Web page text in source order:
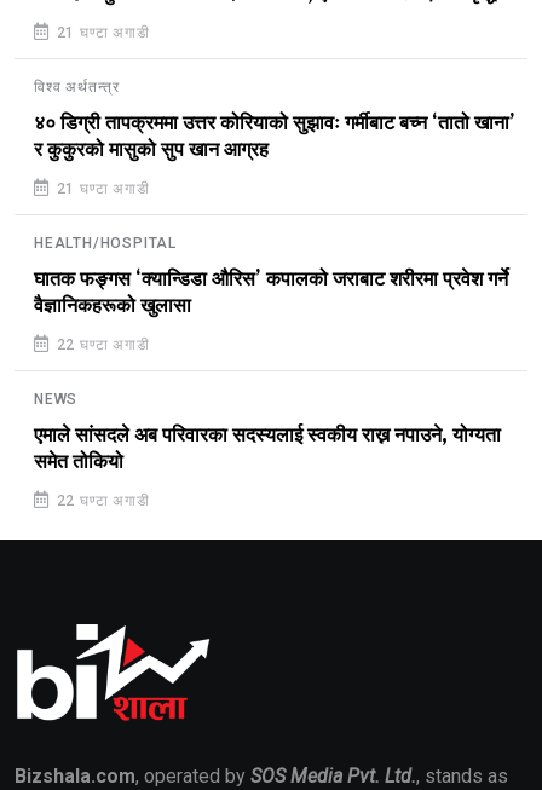
21 घण्टा अगाडी
विश्व अर्थतन्त्र
४० डिग्री तापक्रममा उत्तर कोरियाको सुझावः गर्मीबाट बच्न ‘तातो खाना’
र कुकुरको मासुको सुप खान आग्रह
21 घण्टा अगाडी
HEALTH/HOSPITAL
घातक फङ्गस ‘क्यान्डिडा औरिस’ कपालको जराबाट शरीरमा प्रवेश गर्ने
वैज्ञानिकहरूको खुलासा
22 घण्टा अगाडी
NEWS
एमाले सांसदले अब परिवारका सदस्यलाई स्वकीय राख्न नपाउने, योग्यता
समेत तोकियो
22 घण्टा अगाडी
Bizshala.com, operated by SOS Media Pvt. Ltd., stands as